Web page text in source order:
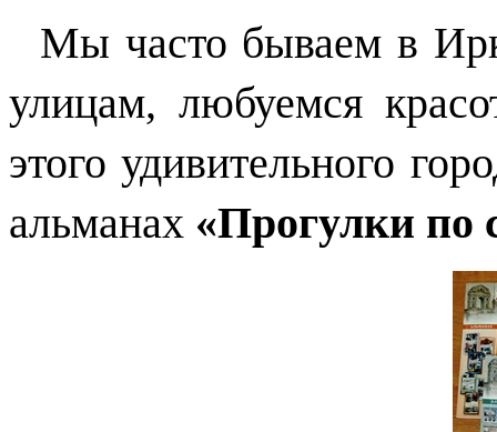
Мы часто бываем в
улицам, любуемся
этого удивительного
альманах «Прогулки по